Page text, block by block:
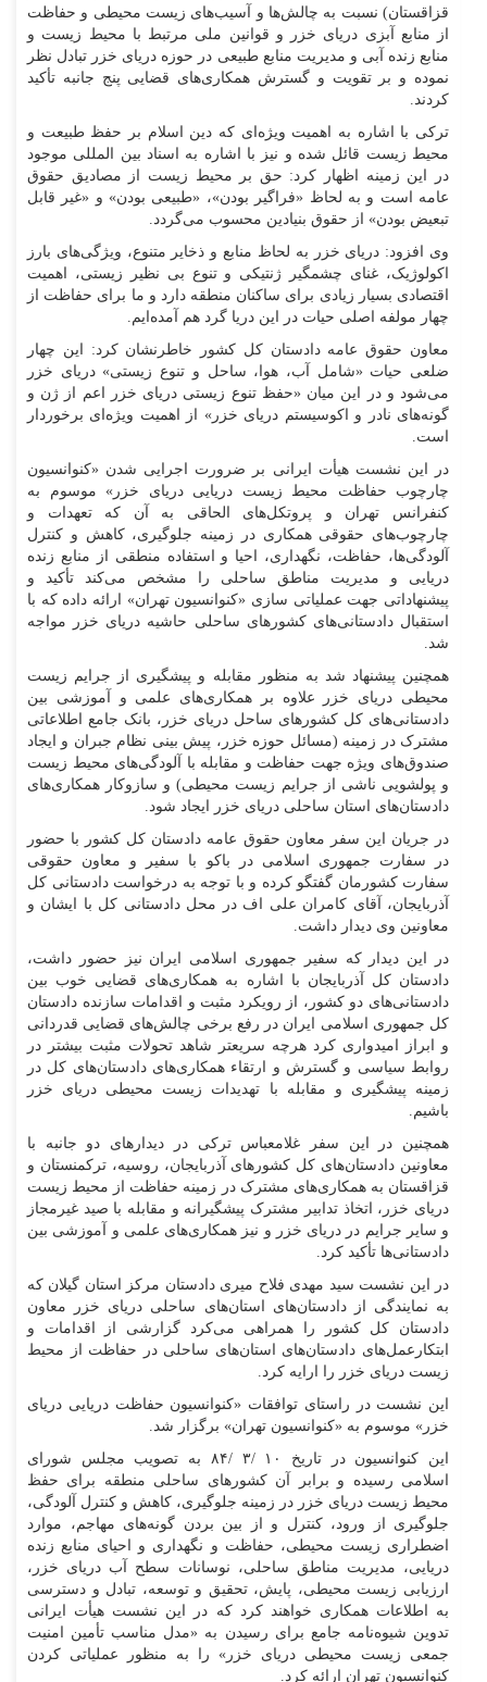
قزاقستان) نسبت به چالش‌ها و آسیب‌های زیست محیطی و حفاظت
از منابع آبزی دریای خزر و قوانین ملی مرتبط با محیط زیست و
منابع زنده آبی و مدیریت منابع طبیعی در حوزه دریای خزر تبادل نظر
نموده و بر تقویت و گسترش همکاری‌های قضایی پنج جانبه تأکید
کردند.
ترکی با اشاره به اهمیت ویژه‌ای که دین اسلام بر حفظ طبیعت و
محیط زیست قائل شده و نیز با اشاره به اسناد بین المللی موجود
در این زمینه اظهار کرد: حق بر محیط زیست از مصادیق حقوق
عامه است و به لحاظ «فراگیر بودن»، «طبیعی بودن» و «غیر قابل
تبعیض بودن» از حقوق بنیادین محسوب می‌گردد.
وی افزود: دریای خزر به لحاظ منابع و ذخایر متنوع، ویژگی‌های بارز
اکولوژیک، غنای چشمگیر ژنتیکی و تنوع بی نظیر زیستی، اهمیت
اقتصادی بسیار زیادی برای ساکنان منطقه دارد و ما برای حفاظت از
چهار مولفه اصلی حیات در این دریا گرد هم آمده‌ایم.
معاون حقوق عامه دادستان کل کشور خاطرنشان کرد: این چهار
ضلعی حیات «شامل آب، هوا، ساحل و تنوع زیستی» دریای خزر
می‌شود و در این میان «حفظ تنوع زیستی دریای خزر اعم از ژن و
گونه‌های نادر و اکوسیستم دریای خزر» از اهمیت ویژه‌ای برخوردار
است.
در این نشست هیأت ایرانی بر ضرورت اجرایی شدن «کنوانسیون
چارچوب حفاظت محیط زیست دریایی دریای خزر» موسوم به
کنفرانس تهران و پروتکل‌های الحاقی به آن که تعهدات و
چارچوب‌های حقوقی همکاری در زمینه جلوگیری، کاهش و کنترل
آلودگی‌ها، حفاظت، نگهداری، احیا و استفاده منطقی از منابع زنده
دریایی و مدیریت مناطق ساحلی را مشخص می‌کند تأکید و
پیشنهاداتی جهت عملیاتی سازی «کنوانسیون تهران» ارائه داده که با
استقبال دادستانی‌های کشور‌های ساحلی حاشیه دریای خزر مواجه
شد.
همچنین پیشنهاد شد به منظور مقابله و پیشگیری از جرایم زیست
محیطی دریای خزر علاوه بر همکاری‌های علمی و آموزشی بین
دادستانی‌های کل کشور‌های ساحل دریای خزر، بانک جامع اطلاعاتی
مشترک در زمینه (مسائل حوزه خزر، پیش بینی نظام جبران و ایجاد
صندوق‌های ویژه جهت حفاظت و مقابله با آلودگی‌های محیط زیست
و پولشویی ناشی از جرایم زیست محیطی) و سازوکار همکاری‌های
دادستان‌های استان ساحلی دریای خزر ایجاد شود.
در جریان این سفر معاون حقوق عامه دادستان کل کشور با حضور
در سفارت جمهوری اسلامی در باکو با سفیر و معاون حقوقی
سفارت کشورمان گفتگو کرده و با توجه به درخواست دادستانی کل
آذربایجان، آقای کامران علی اف در محل دادستانی کل با ایشان و
معاونین وی دیدار داشت.
در این دیدار که سفیر جمهوری اسلامی ایران نیز حضور داشت،
دادستان کل آذربایجان با اشاره به همکاری‌های قضایی خوب بین
دادستانی‌های دو کشور، از رویکرد مثبت و اقدامات سازنده دادستان
کل جمهوری اسلامی ایران در رفع برخی چالش‌های قضایی قدردانی
و ابراز امیدواری کرد هرچه سریعتر شاهد تحولات مثبت بیشتر در
روابط سیاسی و گسترش و ارتقاء همکاری‌های دادستان‌های کل در
زمینه پیشگیری و مقابله با تهدیدات زیست محیطی دریای خزر
باشیم.
همچنین در این سفر غلامعباس ترکی در دیدار‌های دو جانبه با
معاونین دادستان‌های کل کشور‌های آذربایجان، روسیه، ترکمنستان و
قزاقستان به همکاری‌های مشترک در زمینه حفاظت از محیط زیست
دریای خزر، اتخاذ تدابیر مشترک پیشگیرانه و مقابله با صید غیرمجاز
و سایر جرایم در دریای خزر و نیز همکاری‌های علمی و آموزشی بین
دادستانی‌ها تأکید کرد.
در این نشست سید مهدی فلاح میری دادستان مرکز استان گیلان که
به نمایندگی از دادستان‌های استان‌های ساحلی دریای خزر معاون
دادستان کل کشور را همراهی می‌کرد گزارشی از اقدامات و
ابتکارعمل‌های دادستان‌های استان‌های ساحلی در حفاظت از محیط
زیست دریای خزر را ارایه کرد.
این نشست در راستای توافقات «کنوانسیون حفاظت دریایی دریای
خزر» موسوم به «کنوانسیون تهران» برگزار شد.
این کنوانسیون در تاریخ ۱۰ /۳ /۸۴ به تصویب مجلس شورای
اسلامی رسیده و برابر آن کشور‌های ساحلی منطقه برای حفظ
محیط زیست دریای خزر در زمینه جلوگیری، کاهش و کنترل آلودگی،
جلوگیری از ورود، کنترل و از بین بردن گونه‌های مهاجم، موارد
اضطراری زیست محیطی، حفاظت و نگهداری و احیای منابع زنده
دریایی، مدیریت مناطق ساحلی، نوسانات سطح آب دریای خزر،
ارزیابی زیست محیطی، پایش، تحقیق و توسعه، تبادل و دسترسی
به اطلاعات همکاری خواهند کرد که در این نشست هیأت ایرانی
تدوین شیوه‌نامه جامع برای رسیدن به «مدل مناسب تأمین امنیت
جمعی زیست محیطی دریای خزر» را به منظور عملیاتی کردن
کنوانسیون تهران ارائه کرد.